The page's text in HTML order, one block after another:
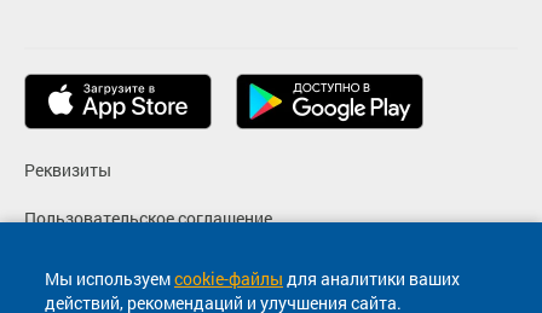
Мы используемcookie-файлы для аналитики ваших
действий, рекомендаций и улучшения сайта.
Реквизиты
Пользовательское соглашение
Политика конфиденциальности